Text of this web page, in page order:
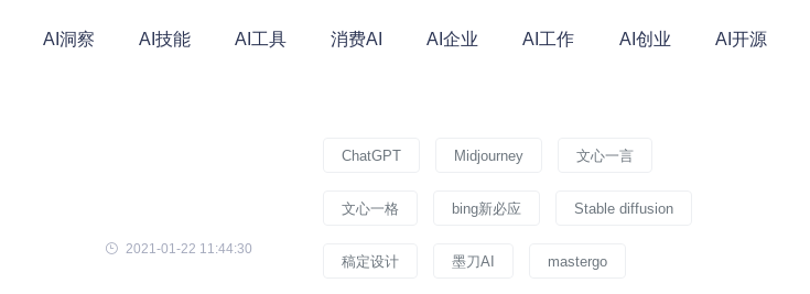
AI洞察 AI技能 AI工具 消费AI AI企业 AI工作 AI创业 AI开源
2021-01-22 11:44:30
ChatGPT Midjourney 文心一言
文心一格 bing新必应 Stable diffusion
稿定设计 墨刀AI mastergo